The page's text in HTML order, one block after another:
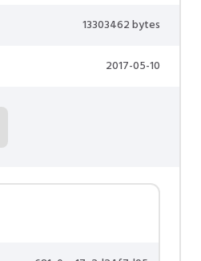
13303462 bytes
2017-05-10